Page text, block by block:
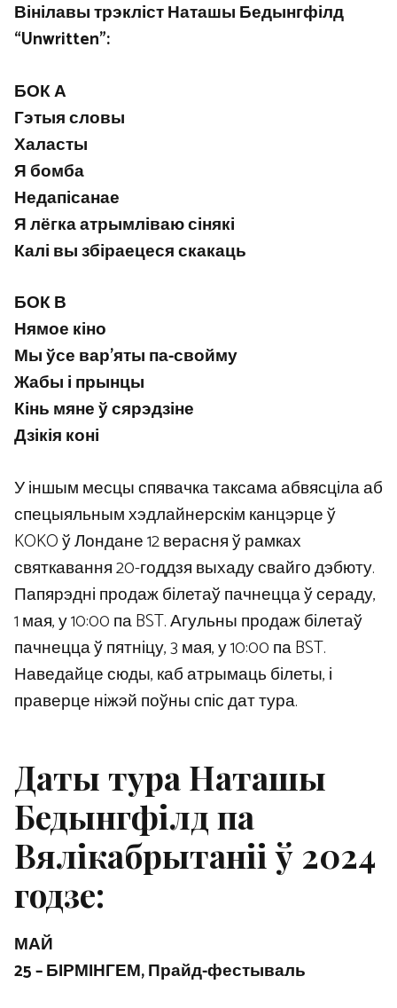
Вінілавы трэкліст Наташы Бедынгфілд
“Unwritten”:
БОК А
Гэтыя словы
Халасты
Я бомба
Недапісанае
Я лёгка атрымліваю сінякі
Калі вы збіраецеся скакаць
БОК В
Нямое кіно
Мы ўсе вар'яты па-свойму
Жабы і прынцы
Кінь мяне ў сярэдзіне
Дзікія коні
У іншым месцы спявачка таксама абвясціла аб
спецыяльным хэдлайнерскім канцэрце ў
KOKO ў Лондане 12 верасня ў рамках
святкавання 20-годдзя выхаду свайго дэбюту.
Папярэдні продаж білетаў пачнецца ў сераду,
1 мая, у 10:00 па BST. Агульны продаж білетаў
пачнецца ў пятніцу, 3 мая, у 10:00 па BST.
Наведайце сюды, каб атрымаць білеты, і
праверце ніжэй поўны спіс дат тура.
Даты тура Наташы
Бедынгфілд па
Вялікабрытаніі ў 2024
годзе:
МАЙ
25 – БІРМІНГЕМ, Прайд-фестываль